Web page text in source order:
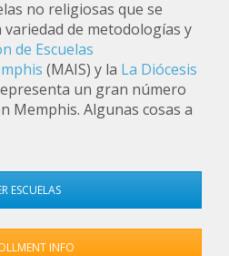
no religiosas que se
de metodologías y
de Escuelas
(MAIS) y la La Diócesis
un gran número
Memphis. Algunas cosas a
ESCUELAS
INFO